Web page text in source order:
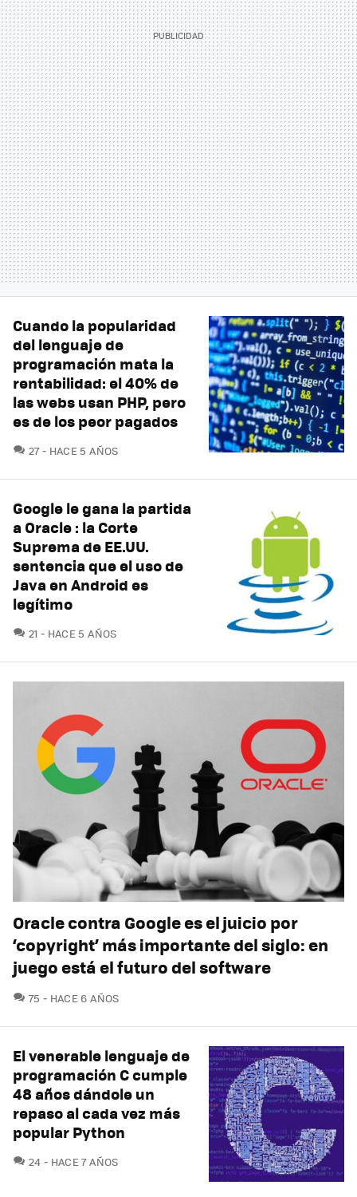
Cuando la popularidad
del lenguaje de
programación mata la
rentabilidad: el 40% de
las webs usan PHP, pero
es de los peor pagados
27COMENTARIOS
HACE 5 AÑOS
Google le gana la partida
a Oracle : la Corte
Suprema de EE.UU.
sentencia que el uso de
Java en Android es
legítimo
21 COMENTARIOS
HACE 5 AÑOS
Oracle contra Google es el juicio por
‘copyright’ más importante del siglo: en
juego está el futuro del software
75 COMENTARIOS
HACE 6 AÑOS
El venerable lenguaje de
programación C cumple
48 años dándole un
repaso al cada vez más
popular Python
24 COMENTARIOS
HACE 7 AÑOS